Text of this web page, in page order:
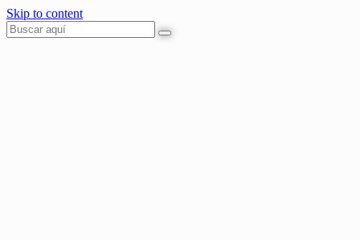
Skip to content